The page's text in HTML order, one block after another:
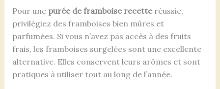
Pour une purée de framboise recetteréussie,
privilégiez des framboises bien mûres et
parfumées. Si vous n’avez pas accès à des fruits
frais, les framboises surgelées sont une excellente
alternative. Elles conservent leurs arômes et sont
pratiques à utiliser tout au long de l’année.